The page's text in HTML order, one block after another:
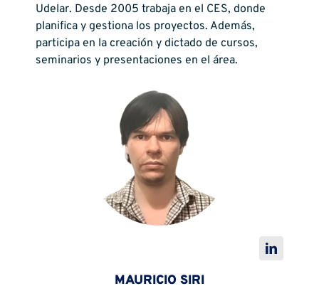
Udelar. Desde 2005 trabaja en el CES, donde
planifica y gestiona los proyectos. Además,
participa en la creación y dictado de cursos,
seminarios y presentaciones en el área.
MAURICIO SIRI